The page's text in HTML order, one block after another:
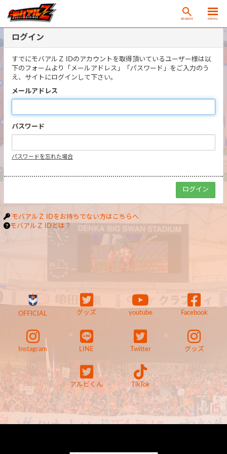
SEARCH MENU
ログイン
すでにモバアルＺ IDのアカウントを取得頂いているユーザー様は以
下のフォームより「メールアドレス」「パスワード」をご入力のう
え、サイトにログインして下さい。
メールアドレス
パスワード
パスワードを忘れた場合
モバアルＺ IDをお持ちでない方はこちらへ
モバアルＺ IDとは？
OFFICIAL グッズ youtube Facebook
Instagram LINE Twitter グッズ
アルビくん TikTok